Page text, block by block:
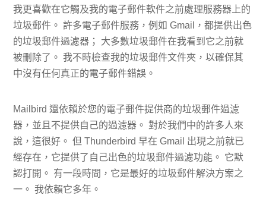
我更喜歡在它觸及我的電子郵件軟件之前處理服務器上的
垃圾郵件。 許多電子郵件服務，例如 Gmail，都提供出色
的垃圾郵件過濾器； 大多數垃圾郵件在我看到它之前就
被刪除了。 我不時檢查我的垃圾郵件文件夾，以確保其
中沒有任何真正的電子郵件錯誤。
Mailbird 還依賴於您的電子郵件提供商的垃圾郵件過濾
器，並且不提供自己的過濾器。 對於我們中的許多人來
說，這很好。 但 Thunderbird 早在 Gmail 出現之前就已
經存在，它提供了自己出色的垃圾郵件過濾功能。 它默
認打開。 有一段時間，它是最好的垃圾郵件解決方案之
一。 我依賴它多年。